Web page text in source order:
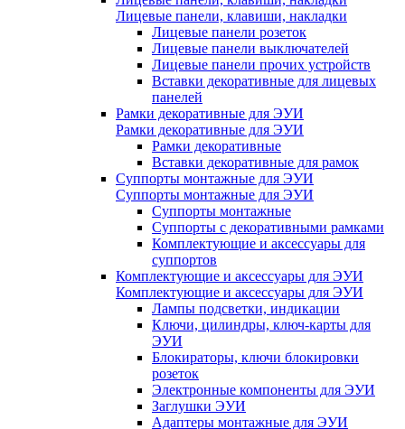
Лицевые панели, клавиши, накладки
Лицевые панели розеток
Лицевые панели выключателей
Лицевые панели прочих устройств
Вставки декоративные для лицевых
панелей
Рамки декоративные для ЭУИ
Рамки декоративные для ЭУИ
Рамки декоративные
Вставки декоративные для рамок
Суппорты монтажные для ЭУИ
Суппорты монтажные для ЭУИ
Суппорты монтажные
Суппорты с декоративными рамками
Комплектующие и аксессуары для
суппортов
Комплектующие и аксессуары для ЭУИ
Комплектующие и аксессуары для ЭУИ
Лампы подсветки, индикации
Ключи, цилиндры, ключ-карты для
ЭУИ
Блокираторы, ключи блокировки
розеток
Электронные компоненты для ЭУИ
Заглушки ЭУИ
Адаптеры монтажные для ЭУИ